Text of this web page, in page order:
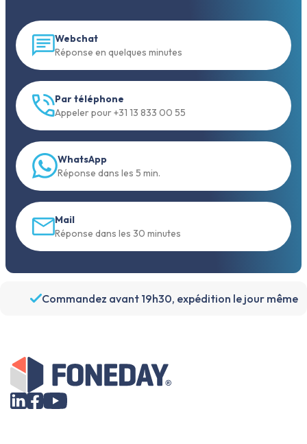
Webchat
Réponse en quelques minutes
Par téléphone
Appeler pour +31 13 833 00 55
WhatsApp
Réponse dans les 5 min.
Mail
Réponse dans les 30 minutes
Commandez avant 19h30, expédition le jour même